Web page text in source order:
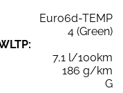
Euro6d-TEMP
4 (Green)
7,1 l/100km
186 g/km
G